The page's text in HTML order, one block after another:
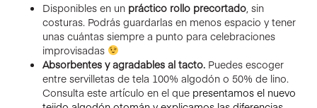
Disponibles en un práctico rollo precortado, sin
costuras. Podrás guardarlas en menos espacio y tener
unas cuántas siempre a punto para celebraciones
improvisadas
Absorbentes y agradables al tacto. Puedes escoger
entre servilletas de tela 100% algodón o 50% de lino.
Consulta este artículo en el que presentamos el nuevo